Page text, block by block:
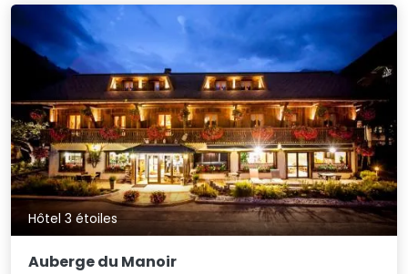
Hôtel 3 étoiles
Auberge du Manoir